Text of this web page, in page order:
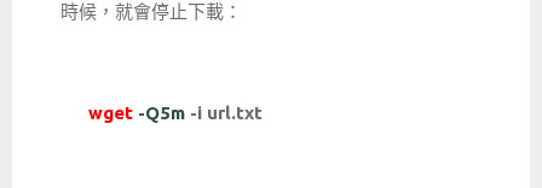
時候，就會停止下載：
wget -Q5m-i url.txt